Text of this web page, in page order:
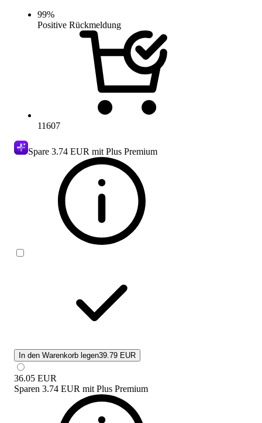
99%
Positive Rückmeldung
11607
Spare 3.74 EUR mit Plus Premium
In den Warenkorb legen39.79 EUR
36.05 EUR
Sparen 3.74 EUR mit Plus Premium